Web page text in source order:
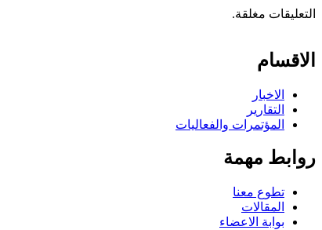
التعليقات مغلقة.
الاقسام
الاخبار
التقارير
المؤتمرات والفعاليات
روابط مهمة
تطوع معنا
المقالات
بوابة الاعضاء